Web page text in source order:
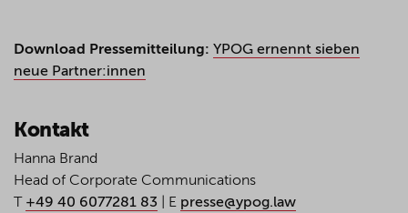
Download Pressemitteilung: YPOG ernennt sieben
neue Partner:innen
Kontakt
Hanna Brand
Head of Corporate Communications
T +49 40 6077281 83 | E presse@ypog.law